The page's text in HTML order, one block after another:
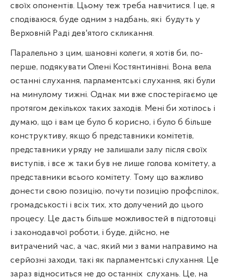
своїх опонентів. Цьому теж треба навчитися. І це, я
сподіваюся, буде одним з надбань, які будуть у
Верховній Раді дев'ятого скликання.
Паралельно з цим, шановні колеги, я хотів би, по-
перше, подякувати Олені Костянтинівні. Вона вела
останні слухання, парламентські слухання, які були
на минулому тижні. Однак ми вже спостерігаємо це
протягом декількох таких заходів. Мені би хотілось і
думаю, що і вам це було б корисно, і було б більше
конструктиву, якщо б представники комітетів,
представники уряду не залишали залу після своїх
виступів, і все ж таки був не лише голова комітету, а
представники всього комітету. Тому що важливо
донести свою позицію, почути позицію профспілок,
громадськості і всіх тих, хто долучений до цього
процесу. Це дасть більше можливостей в підготовці
і законодавчої роботи, і буде, дійсно, не
витрачений час, а час, який ми з вами направимо на
серйозні заходи, такі як парламентські слухання. Це
зараз відноситься не до останніх слухань. Це, на